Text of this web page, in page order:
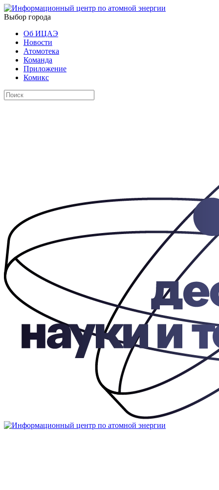
Выбор города
Об ИЦАЭ
Новости
Атомотека
Команда
Приложение
Комикс